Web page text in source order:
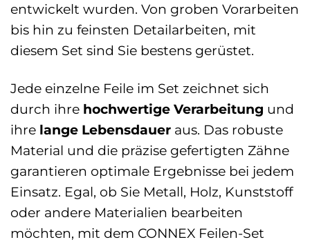
entwickelt wurden. Von groben Vorarbeiten
bis hin zu feinsten Detailarbeiten, mit
diesem Set sind Sie bestens gerüstet.
Jede einzelne Feile im Set zeichnet sich
durch ihre hochwertige Verarbeitung und
ihre lange Lebensdauer aus. Das robuste
Material und die präzise gefertigten Zähne
garantieren optimale Ergebnisse bei jedem
Einsatz. Egal, ob Sie Metall, Holz, Kunststoff
oder andere Materialien bearbeiten
möchten, mit dem CONNEX Feilen-Set